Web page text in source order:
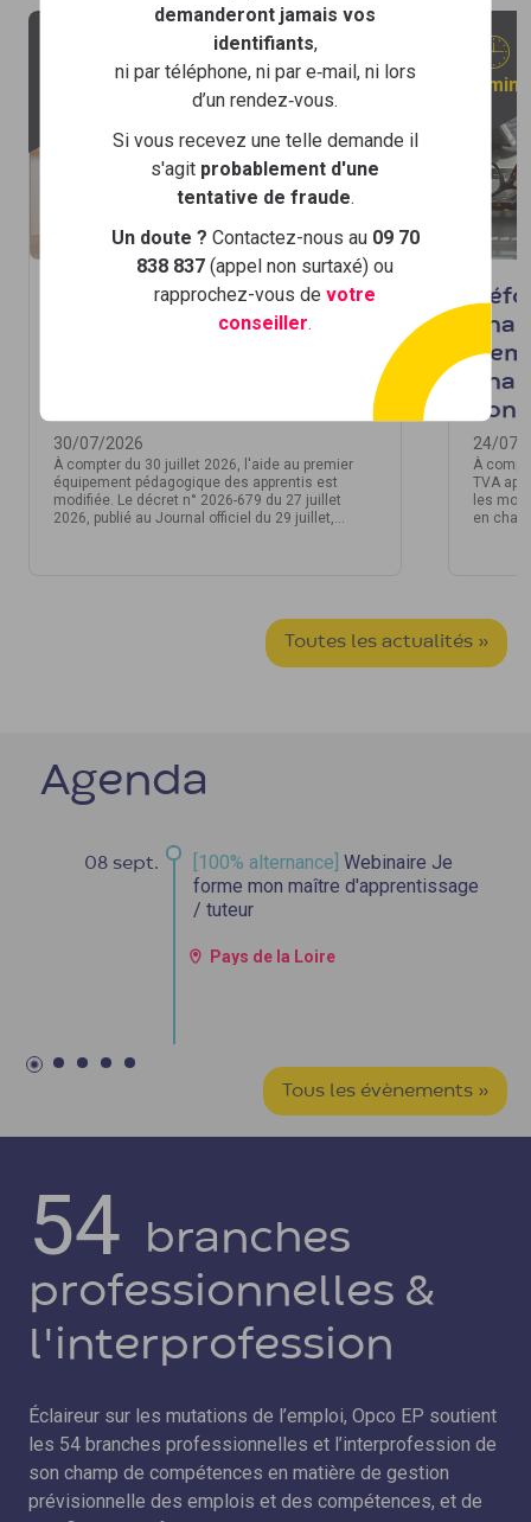
demanderont jamais vos
identifiants,
ni par téléphone, ni par e‑mail, ni lors
d’un rendez‑vous.
Si vous recevez une telle demande il
s'agit probablement d'une
tentative de fraude.
Un doute ? Contactez-nous au 09 70
838 837(appel non surtaxé) ou
rapprochez-vous devotre
conseiller.
Toutes les actualités »
Aide au premier
équipement des apprentis
30/07/2026
À compter du 30 juillet 2026, l'aide au premier
équipement pédagogique des apprentis est
modifiée. Le décret n° 2026-679 du 27 juillet
2026, publié au Journal officiel du 29 juillet,
2 min
24/07/
À
TVA
les
en
Agenda
Tous les évènements »
08 sept. [100% alternance] Webinaire Je
forme mon maître d'apprentissage
/ tuteur
Pays de la Loire
54
branches
professionnelles &
l'interprofession
Éclaireur sur les mutations de l’emploi, Opco EP soutient
les 54 branches professionnelles et l’interprofession de
son champ de compétences en matière de gestion
prévisionnelle des emplois et des compétences, et de